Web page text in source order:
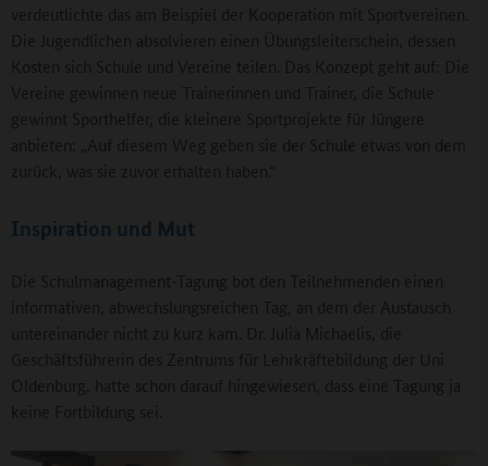
verdeutlichte das am Beispiel der Kooperation mit Sportvereinen.
Die Jugendlichen absolvieren einen Übungsleiterschein, dessen
Kosten sich Schule und Vereine teilen. Das Konzept geht auf: Die
Vereine gewinnen neue Trainerinnen und Trainer, die Schule
gewinnt Sporthelfer, die kleinere Sportprojekte für Jüngere
anbieten: „Auf diesem Weg geben sie der Schule etwas von dem
zurück, was sie zuvor erhalten haben.“
Inspiration und Mut
Die Schulmanagement-Tagung bot den Teilnehmenden einen
informativen, abwechslungsreichen Tag, an dem der Austausch
untereinander nicht zu kurz kam. Dr. Julia Michaelis, die
Geschäftsführerin des Zentrums für Lehrkräftebildung der Uni
Oldenburg, hatte schon darauf hingewiesen, dass eine Tagung ja
keine Fortbildung sei.